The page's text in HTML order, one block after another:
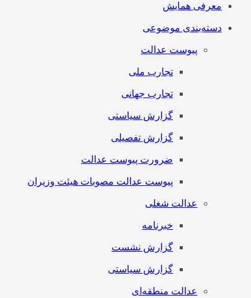
معرفی همایش
دسته‌بندی موضوعی
پیوست عدالت
تجارب ملی
تجارب جهانی
گزارش سیاستی
گزارش تفصیلی
ضرورت پیوست عدالت
پیوست عدالت مصوبات هیئت وزیران
عدالت شغلی
خبرنامه
گزارش نشست
گزارش سیاستی
عدالت منطقه‌ای